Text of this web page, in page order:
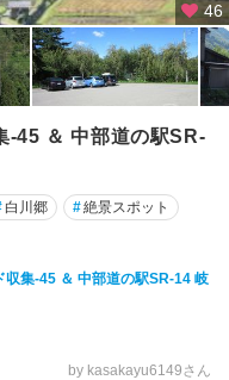
46
-45 ＆ 中部道の駅SR-
白川郷 #絶景スポット
集-45 ＆ 中部道の駅SR-14 岐
by kasakayu6149さん